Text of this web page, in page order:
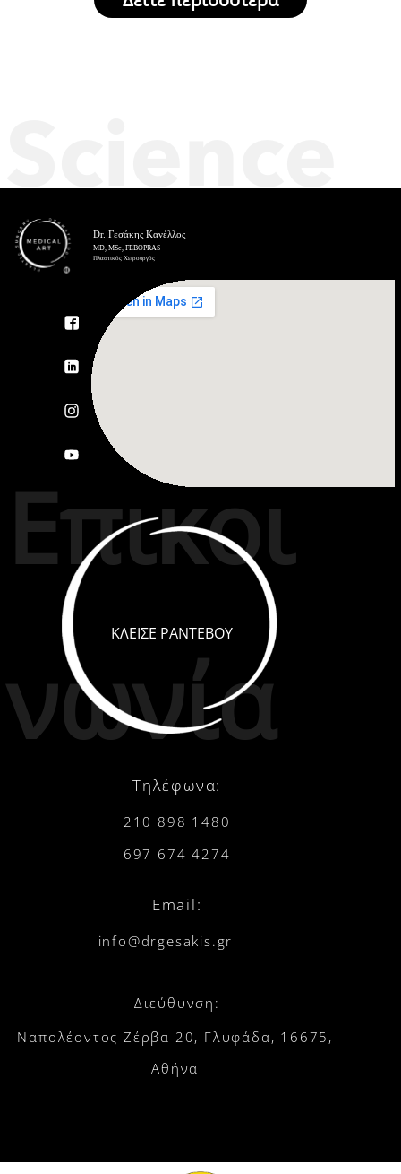
Science
ΚΛΕΙΣΕ ΡΑΝΤΕΒΟΥ
Τηλέφωνα:
210 898 1480
697 674 4274
Email:
info@drgesakis.gr
Διεύθυνση:
Ναπολέοντος Ζέρβα 20, Γλυφάδα, 16675,
Αθήνα
Επικοι
νωνία